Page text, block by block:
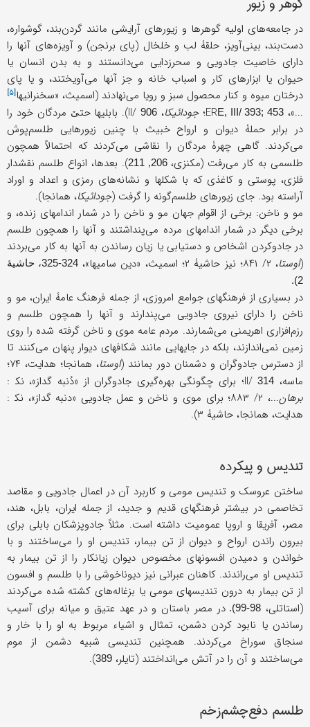
در جامعه‌های اولیه گوهرها و زیورهای آرایشی مانند گردن‌بند، گوشواره،
دست‌بند، بینی‌آویز، حلقۀ لب و خلخال (پای برنجن) و آویزه‌های آنها را
دارای خاصیت جادویی و سحرزدایی می‌دانستند و به بدن انسان یا
حیوان یا ابزارهای کار و اسباب خانه و جز آنها می‌آویختند، و یا پای
درختان میوه و کنار محصول سبز و رویا می‌نهادند (اسمیث، «سخنرانیها[۵]
...»، ER E, III/ 393; 453 ؛جودائیکا، II/ 906
). بابلیها حتێ مردگان خود را
در برابر حملۀ دیوان و ارواح خبیث با چنین زیورهایی طلسم‌پوش
می‌کردند. گاهی چهرۀ مردگان را نقاشی می‌کردند که احتمالاً همچون
طلسمی به کار می‌رفت (مکنزی،206, 211
). بعدها، انواع طلسم نقشدار
فلزی، پوستی و کاغذی که با شکلها و نشانه‌های رمزی و اعداد و اوراد
آراسته بود. جای زیورهای طلسم‌گونه را گرفت (جودائیکا، همانجا).
مو و ناخن: برخی از اقوام جهان مو و ناخن را در شمار اندامهای زنده، و
برخی دیگر در شمار اندامهای مرده می‌پنداشتند و آنها را همچون طلسم
در جادوکردن اشخاص و دستیابی یا زیان رساندن به آنها به کار می‌بردند
(اوستا، ۲/ ۸۴۱؛ نیز حاشیۀ ۲؛ اسمیث، «دین سامیها»،
324-325، حاشیۀ
2).
در بسیاری از فرهنگهای جوامع امروزی، از جمله فرهنگ عامۀ ایران، مو و
ناخن را دارای نیروی جادویی می‌پندارند و آنها را همچون طلسم و
رزم‌افزاری اهریمنی می‌شمارند. مردم عامه موی و ناخن گرفته شده را روی
زمین نمی‌اندازند، بلکه در جایهایی مانند شکافهای دیوار پنهان می‌کنند تا
از دسترس جادوگران و دشمنان دور بمانند (اوستا
، همانجا؛ هدایت، ۷۴؛
ماسه، II/ 314
؛ برای چگونگی بهره‌گیری جادوگران از «دُنبه گداز»، ﻧﻜ :
برهان
...، ۲/ ۸۸۳؛ برای موی و ناخن و عمل جادویی «دنبه گداز»، ﻧﻜ :
هدایت، همانجا، حاشیۀ ۳).
تندیس و پیکرده
ساختن عروسک و تندیس مومی و کاربرد آن در اعمال جادویی و مقاصد
تخاصمی در بیشتر فرهنگهای قدیم و جدید، از جمله ایران، بابل، هند،
مصر، آفریقا و اروپا عمومیت داشته است. مثلاً جادوپزشکان بابلی برای
بیرون راندن ارواح و دیوان از تن بیمار، تندیس او را می‌ساختند و با
خواندن و دمیدن افسونهای مخصوص دیوان زیانکار را از تن بیمار به
تندیس او می‌راندند. کاهنان عبرانی نیز دیوناخوشی را با طلسم و افسون
از تن بیمار به درون تندیسهای مومی یا بزغاله‌های کشته شده می‌کردند
(استاتلی، 98-99).
در مصر باستان و در عهد عتیق و میانه برای آسیب
رساندن یا نابود کردن دشمن، تمثال و اشیاء مربوط به او را با خار و
سنجاق سوراخ می‌کردند. همچنین تندیسی شبیه دشمن از موم
می‌ساختند و آن را در آتش می‌انداختند (تایلر، 389
).
طلسم دفع‌چشم‌زخم